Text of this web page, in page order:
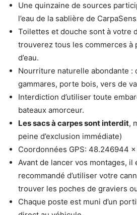
Une quinzaine de sources
l’eau de la sablière de
Toilettes et douche sont à votre
trouverez tous les commerces à
d’eau.
Nourriture naturelle abondante :
gammares, porte bois, vers de
Interdiction d’utiliser toute
bateaux amorceur.
Les sacs à carpes sont interdit,
peine d’exclusion immédiate)
Coordonnées GPS: 48.246944 x
Avant de lancer vos montages, il
recommandé d’utiliser votre
trouver les poches de graviers
Chaque poste est muni d’un